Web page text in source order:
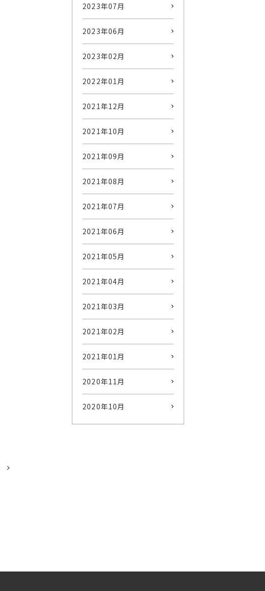
2023年07月
2023年06月
2023年02月
2022年01月
2021年12月
2021年10月
2021年09月
2021年08月
2021年07月
2021年06月
2021年05月
2021年04月
2021年03月
2021年02月
2021年01月
2020年11月
2020年10月